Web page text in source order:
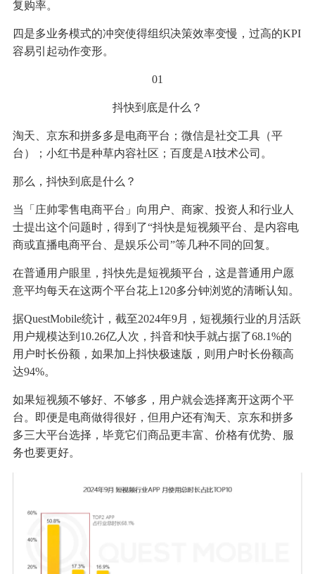
复购率。
四是多业务模式的冲突使得组织决策效率变慢，过高的KPI
容易引起动作变形。
01
抖快到底是什么？
淘天、京东和拼多多是电商平台；微信是社交工具（平
台）；小红书是种草内容社区；百度是AI技术公司。
那么，抖快到底是什么？
当「庄帅零售电商平台」向用户、商家、投资人和行业人
士提出这个问题时，得到了“抖快是短视频平台、是内容电
商或直播电商平台、是娱乐公司”等几种不同的回复。
在普通用户眼里，抖快先是短视频平台，这是普通用户愿
意平均每天在这两个平台花上120多分钟浏览的清晰认知。
据QuestMobile统计，截至2024年9月，短视频行业的月活跃
用户规模达到10.26亿人次，抖音和快手就占据了68.1%的
用户时长份额，如果加上抖快极速版，则用户时长份额高
达94%。
如果短视频不够好、不够多，用户就会选择离开这两个平
台。即便是电商做得很好，但用户还有淘天、京东和拼多
多三大平台选择，毕竟它们商品更丰富、价格有优势、服
务也要更好。